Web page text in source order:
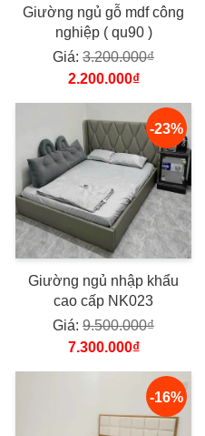
Giường ngủ gỗ mdf công
nghiệp ( qu90 )
Giá: 3.200.000₫
2.200.000₫
-23%
Giường ngủ nhập khẩu
cao cấp NK023
Giá: 9.500.000₫
7.300.000₫
-16%